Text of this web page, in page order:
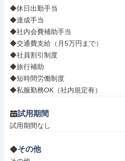
◆休日出勤手当
◆達成手当
◆社内会費補助手当
◆交通費支給（月5万円まで）
◆社員割引制度
◆旅行補助
◆短時間労働制度
◆私服勤務OK（社内規定有）
試用期間
試用期間なし
その他